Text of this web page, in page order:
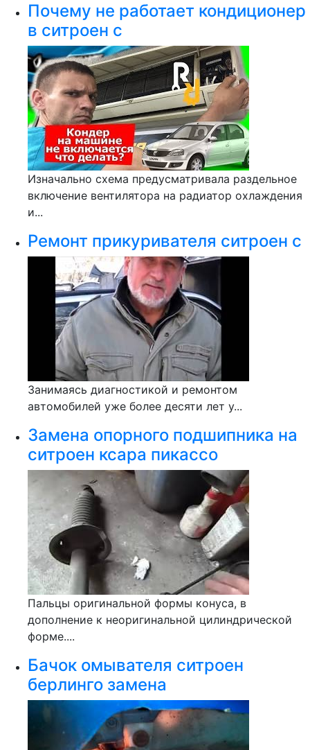
Почему не работает кондиционер
в ситроен с
Изначально схема предусматривала раздельное
включение вентилятора на радиатор охлаждения
и...
Ремонт прикуривателя ситроен с
Занимаясь диагностикой и ремонтом
автомобилей уже более десяти лет у...
Замена опорного подшипника на
ситроен ксара пикассо
Пальцы оригинальной формы конуса, в
дополнение к неоригинальной цилиндрической
форме....
Бачок омывателя ситроен
берлинго замена